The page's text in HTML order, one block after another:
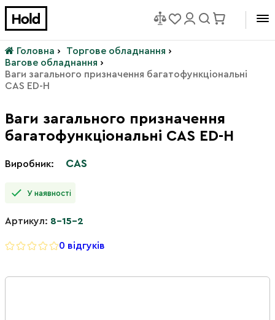
Головна › Торгове обладнання ›
Вагове обладнання ›
Ваги загального призначення багатофункціональні
CAS ED-H
Ваги загального призначення
багатофункціональні CAS ED-H
Виробник: CAS
У наявності
Артикул: 8-15-2
0 відгуків